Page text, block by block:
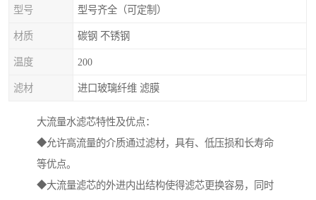
型号 型号齐全（可定制）
材质 碳钢 不锈钢
温度 200
滤材 进口玻璃纤维 滤膜
大流量水滤芯特性及优点：
◆允许高流量的介质通过滤材，具有、低压损和长寿命
等优点。
◆大流量滤芯的外进内出结构使得滤芯更换容易，同时